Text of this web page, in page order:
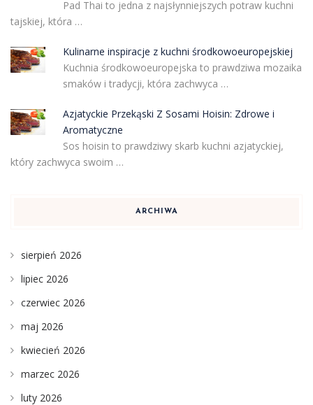
Pad Thai to jedna z najsłynniejszych potraw kuchni
tajskiej, która …
Kulinarne inspiracje z kuchni środkowoeuropejskiej
Kuchnia środkowoeuropejska to prawdziwa mozaika
smaków i tradycji, która zachwyca …
Azjatyckie Przekąski Z Sosami Hoisin: Zdrowe i
Aromatyczne
Sos hoisin to prawdziwy skarb kuchni azjatyckiej,
który zachwyca swoim …
ARCHIWA
sierpień 2026
lipiec 2026
czerwiec 2026
maj 2026
kwiecień 2026
marzec 2026
luty 2026